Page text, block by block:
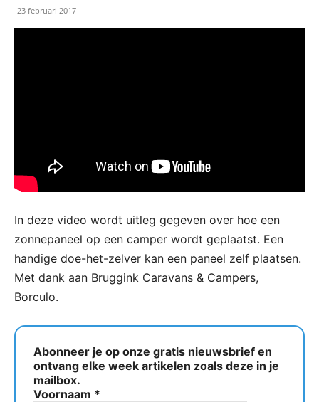
23 februari 2017
In deze video wordt uitleg gegeven over hoe een
zonnepaneel op een camper wordt geplaatst. Een
handige doe-het-zelver kan een paneel zelf plaatsen.
Met dank aan Bruggink Caravans & Campers,
Borculo.
Abonneer je op onze gratis nieuwsbrief en
ontvang elke week artikelen zoals deze in je
mailbox.
Voornaam *